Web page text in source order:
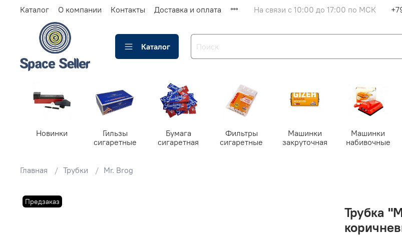
Каталог О компании Контакты Доставка и оплата На связи с 10:00 до 17:00 по МСК
Каталог
Новинки
Гильзы
сигаретные
Бумага
сигаретная
Фильтры
сигаретные
Машинки
закруточная
Машинки
набивочные
Главная Трубки Mr. Brog
Предзаказ
Трубка